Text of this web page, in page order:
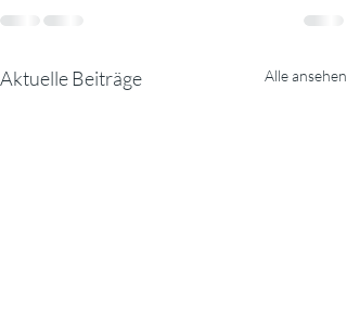
Aktuelle Beiträge Alle ansehen